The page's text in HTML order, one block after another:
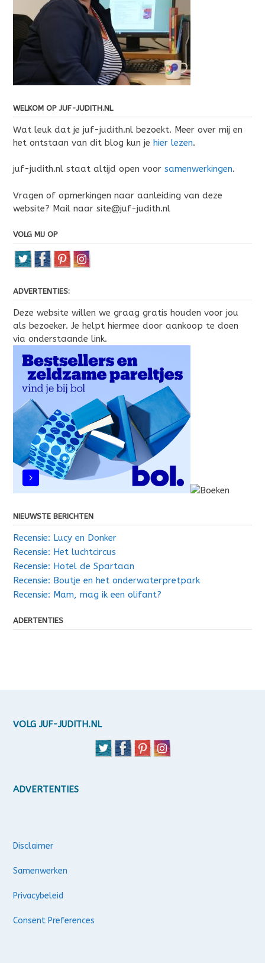
WELKOM OP JUF-JUDITH.NL
Wat leuk dat je juf-judith.nl bezoekt. Meer over mij en
het ontstaan van dit blog kun je hier lezen.
juf-judith.nl staat altijd open voor samenwerkingen.
Vragen of opmerkingen naar aanleiding van deze
website? Mail naar site@juf-judith.nl
VOLG MIJ OP
ADVERTENTIES:
Deze website willen we graag gratis houden voor jou
als bezoeker. Je helpt hiermee door aankoop te doen
via onderstaande link.
NIEUWSTE BERICHTEN
Recensie: Lucy en Donker
Recensie: Het luchtcircus
Recensie: Hotel de Spartaan
Recensie: Boutje en het onderwaterpretpark
Recensie: Mam, mag ik een olifant?
ADERTENTIES
VOLG JUF-JUDITH.NL
ADVERTENTIES
Disclaimer
Samenwerken
Privacybeleid
Consent Preferences